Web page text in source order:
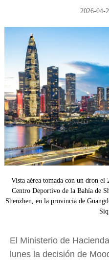
2026-04-
Vista aérea tomada con un dron el
Centro Deportivo de la Bahía de
Shenzhen, en la provincia de
El Ministerio de
lunes la decisión de